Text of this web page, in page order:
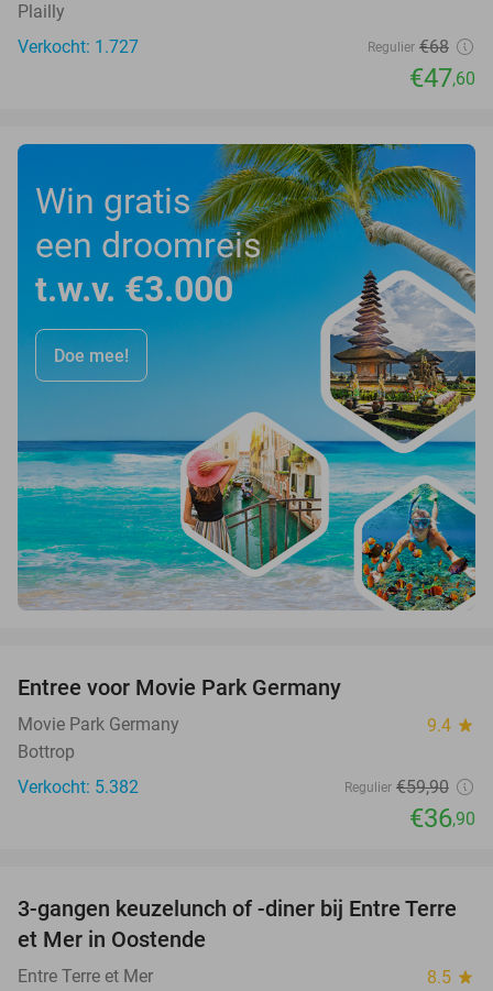
Plailly
Verkocht: 1.727
Regulier €68
€47,60
Win gratis
een droomreis
t.w.v. €3.000
Doe mee!
Entree voor Movie Park Germany
Movie Park Germany 9.4 star
Bottrop
Verkocht: 5.382
Regulier €59,90
€36,90
45%
3-gangen keuzelunch of -diner bij Entre Terre
et Mer in Oostende
Entre Terre et Mer 8.5 star